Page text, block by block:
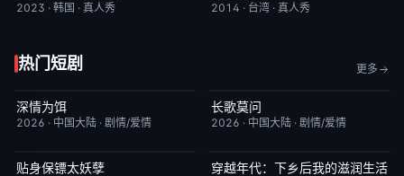
2023 · 韩国 · 真人秀 2014 · 台湾 · 真人秀
热门短剧 更多
更新至第6集
深情为饵
2026 · 中国大陆 · 剧情/爱情
已完结
长歌莫问
2026 · 中国大陆 · 剧情/爱情
完结
贴身保镖太妖孽 完结 3.0
穿越年代：下乡后我的滋润生活